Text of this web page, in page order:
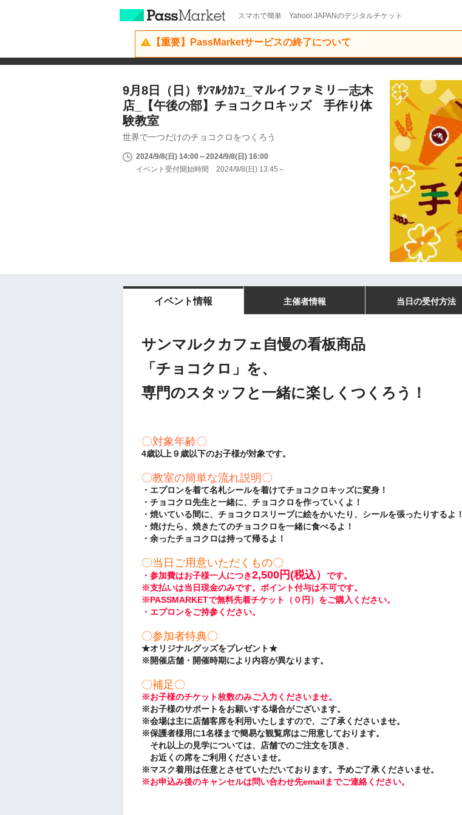
スマホで簡単 Yahoo! JAPANのデジタルチケット
【重要】PassMarketサービスの終了について
9月8日（日）ｻﾝﾏﾙｸｶﾌｪ_マルイファミリー志木
店_【午後の部】チョコクロキッズ 手作り体
験教室
世界で一つだけのチョコクロをつくろう
2024/9/8(日) 14:00～2024/9/8(日) 16:00
イベント受付開始時間 2024/9/8(日) 13:45～
イベント情報 主催者情報 当日の受付方法
サンマルクカフェ自慢の看板商品
「チョコクロ」を、
専門のスタッフと一緒に楽しくつくろう！
〇対象年齢〇
4歳以上９歳以下のお子様が対象です。
〇教室の簡単な流れ説明〇
・エプロンを着て名札シールを着けてチョコクロキッズに変身！
・チョコクロ先生と一緒に、チョコクロを作っていくよ！
・焼いている間に、チョコクロスリーブに絵をかいたり、シールを張ったりするよ！
・焼けたら、焼きたてのチョコクロを一緒に食べるよ！
・余ったチョコクロは持って帰るよ！
〇当日ご用意いただくもの〇
・参加費はお子様一人につき2,500円(税込）
です。
※支払いは当日現金のみです。ポイント付与は不可です。
※PASSMARKETで無料先着チケット（０円）をご購入ください。
・エプロンをご持参ください。
〇参加者特典〇
★オリジナルグッズをプレゼント★
※開催店舗・開催時期により内容が異なります。
〇補足〇
※お子様のチケット枚数のみご入力くださいませ。
※お子様のサポートをお願いする場合がございます。
※会場は主に店舗客席を利用いたしますので、 ご了承くださいませ。
※保護者様用に1名様まで簡易な観覧席はご用意しております。
それ以上の見学については、店舗でのご注文を頂き、
お近くの席をご利用くださいませ。
※マスク着用は任意とさせていただいております。予めご了承くださいませ。
※お申込み後のキャンセルは問い合わせ先emailまでご連絡ください。